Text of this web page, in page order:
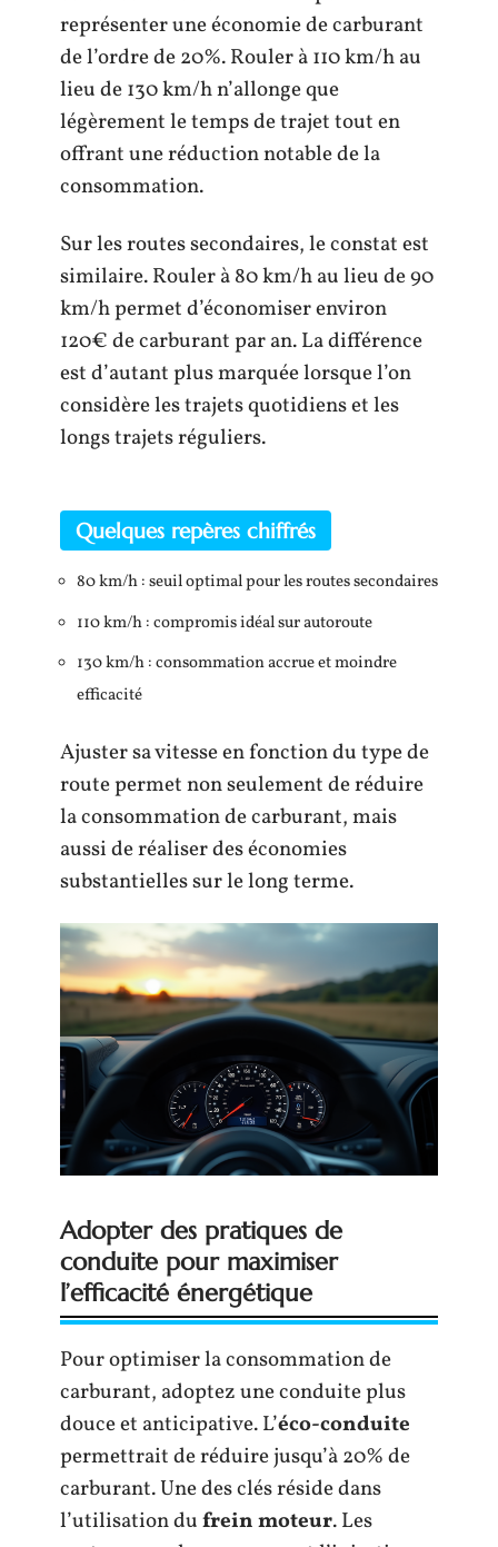
représenter une économie de carburant
de l’ordre de 20%. Rouler à 110 km/h au
lieu de 130 km/h n’allonge que
légèrement le temps de trajet tout en
offrant une réduction notable de la
consommation.
Sur les routes secondaires, le constat est
similaire. Rouler à 80 km/h au lieu de 90
km/h permet d’économiser environ
120€ de carburant par an. La différence
est d’autant plus marquée lorsque l’on
considère les trajets quotidiens et les
longs trajets réguliers.
Quelques repères chiffrés
80 km/h : seuil optimal pour les routes secondaires
110 km/h : compromis idéal sur autoroute
130 km/h : consommation accrue et moindre
efficacité
Ajuster sa vitesse en fonction du type de
route permet non seulement de réduire
la consommation de carburant, mais
aussi de réaliser des économies
substantielles sur le long terme.
Adopter des pratiques de
conduite pour maximiser
l’efficacité énergétique
Pour optimiser la consommation de
carburant, adoptez une conduite plus
douce et anticipative. L’éco-conduite
permettrait de réduire jusqu’à 20% de
carburant. Une des clés réside dans
l’utilisation dufrein moteur. Les